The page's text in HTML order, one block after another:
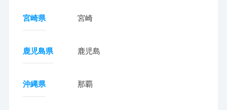
宮崎県 宮崎
鹿児島県 鹿児島
沖縄県 那覇